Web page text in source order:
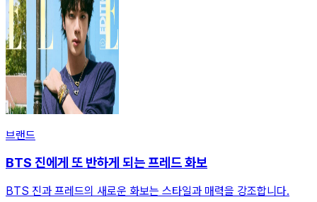
브랜드
BTS 진에게 또 반하게 되는 프레드 화보
BTS 진과 프레드의 새로운 화보는 스타일과 매력을 강조합니다.